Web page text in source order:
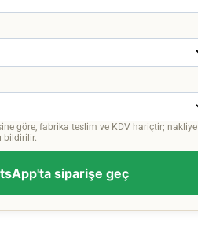
göre, fabrika teslim ve KDV hariçtir; nakliye
bildirilir.
siparişe geç